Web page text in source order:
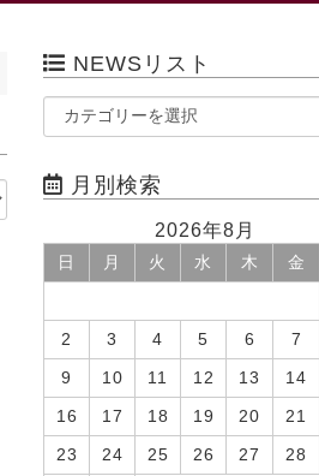
NEWSリスト
月別検索
2026年8月
日 月 火 水 木 金
2 3 4 5 6 7
9 10 11 12 13 14
16 17 18 19 20 21
23 24 25 26 27 28